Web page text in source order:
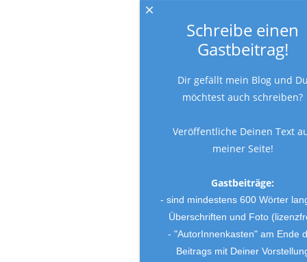
Schreibe einen
Gastbeitrag!
Dir gefällt mein Blog und
möchtest auch schreiben?
Veröffentliche Deinen Text
meiner Seite!
Gastbeiträge:
- sind mindestens 600 Wörter
Überschriften und Foto
- "AutorInnenkasten" am Ende
Beitrags mit Deiner
×